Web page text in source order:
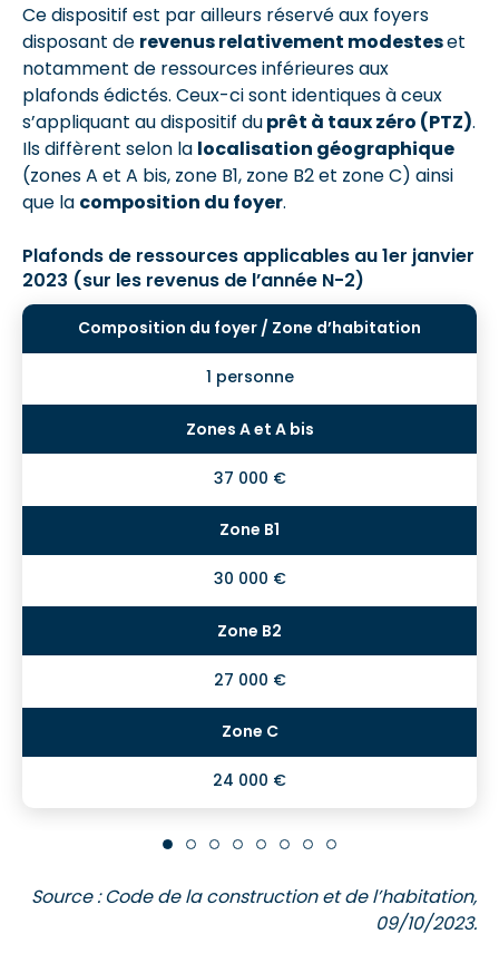
Ce dispositif est par ailleurs réservé aux foyers
disposant de revenus relativement modesteset
notamment de ressources inférieures aux
plafonds édictés. Ceux-ci sont identiques à ceux
s’appliquant au dispositif duprêt à taux zéro (PTZ).
Ils diffèrent selon la localisation géographique
(zones A et A bis, zone B1, zone B2 et zone C) ainsi
que la composition du foyer.
Plafonds de ressources applicables au 1er janvier
2023 (sur les revenus de l’année N-2)
1 personne
37 000 €
30 000 €
27 000 €
24 000 €
Source : Code de la construction et de l’habitation,
09/10/2023.